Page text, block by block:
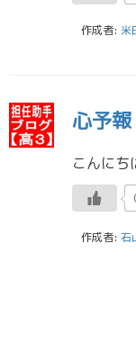
作成者: 米
心予報
作成者: 石